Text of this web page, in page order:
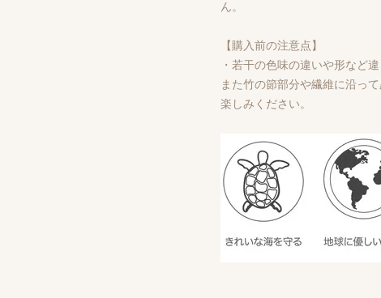
ん。
【購入前の注意点】
・若干の色味の違いや形など
また竹の節部分や繊維に沿っ
楽しみください。